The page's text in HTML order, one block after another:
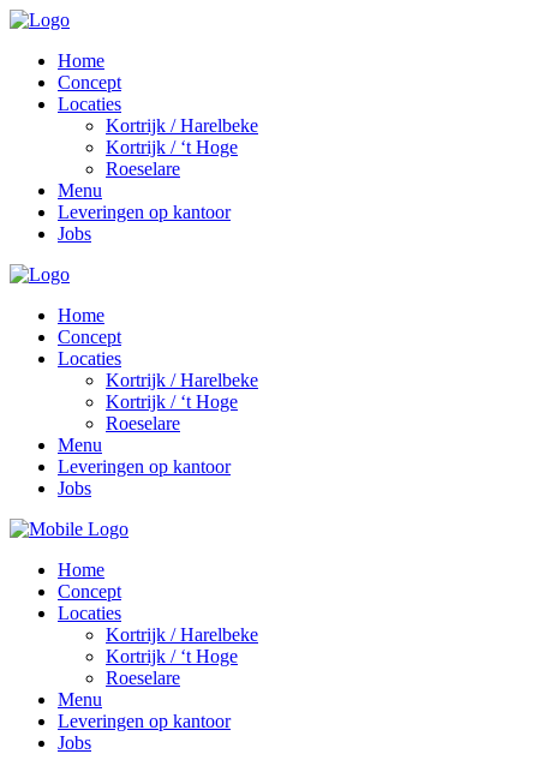
Home
Concept
Locaties
Kortrijk / Harelbeke
Kortrijk / ‘t Hoge
Roeselare
Menu
Leveringen op kantoor
Jobs
Home
Concept
Locaties
Kortrijk / Harelbeke
Kortrijk / ‘t Hoge
Roeselare
Menu
Leveringen op kantoor
Jobs
Home
Concept
Locaties
Kortrijk / Harelbeke
Kortrijk / ‘t Hoge
Roeselare
Menu
Leveringen op kantoor
Jobs